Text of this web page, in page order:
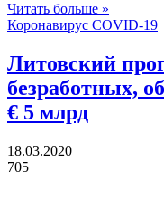
Читать больше »
Коронавирус COVID-19
Литовский
безработных,
€ 5 млрд
18.03.2020
705